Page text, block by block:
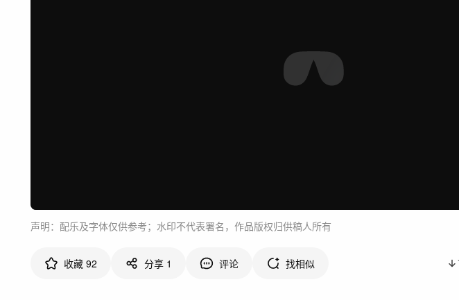
声明：配乐及字体仅供参考；水印不代表署名，作品版权归供稿人所有
收藏 92 分享 1 评论 找相似